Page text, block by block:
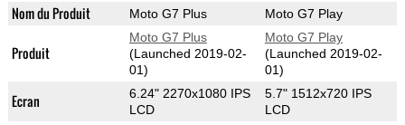
Nom du Produit Moto G7 Plus Moto G7 Play
Produit
Moto G7 Plus
(Launched 2019-02-
01)
Moto G7 Play
(Launched 2019-02-
01)
Ecran
6.24" 2270x1080 IPS
LCD
5.7" 1512x720 IPS
LCD